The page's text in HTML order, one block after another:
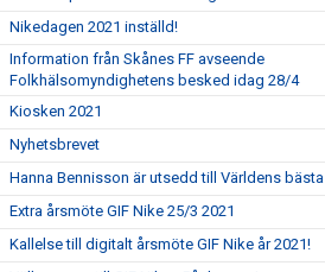
Nikedagen 2021 inställd!
Information från Skånes FF avseende
Folkhälsomyndighetens besked idag 28/4
Kiosken 2021
Nyhetsbrevet
Hanna Bennisson är utsedd till Världens
Extra årsmöte GIF Nike 25/3 2021
Kallelse till digitalt årsmöte GIF Nike år 2021!